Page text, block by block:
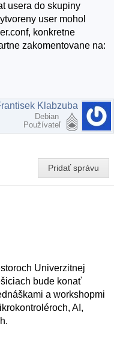
usera do skupiny
user mohol
konkretne
zakomentovane na:
Klabzuba
Debian
Používateľ
Pridať správu
Univerzitnej
bude konať
a workshopmi
AI,